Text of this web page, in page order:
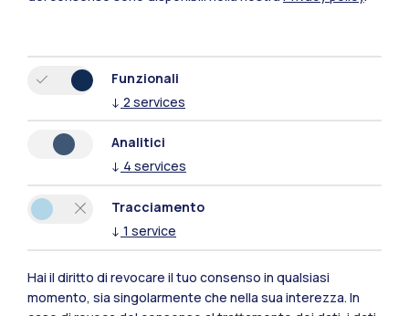
Xi'an
Naviga il sito
Contattaci
Funzionali
↓ 2 services
Analitici
↓ 4 services
Tracciamento
↓ 1 service
Hai il diritto di revocare il tuo consenso in qualsiasi
momento, sia singolarmente che nella sua interezza. In